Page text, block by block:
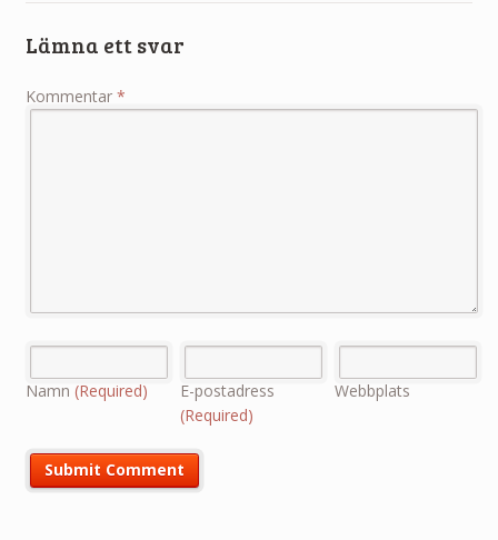
Lämna ett svar
Kommentar *
Namn (Required)
E-postadress
(Required)
Webbplats